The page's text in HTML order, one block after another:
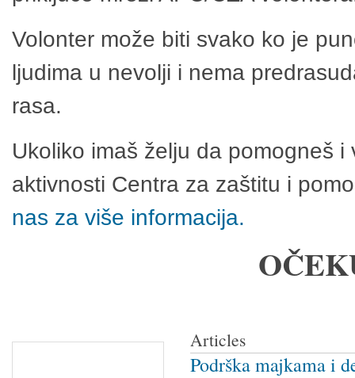
Volonter može biti svako ko je
ljudima u nevolji i nema
rasa.
Ukoliko imaš želju da pomogneš
aktivnosti Centra za zaštitu i
nas za više informacija.
Articles
Podrška majkama i